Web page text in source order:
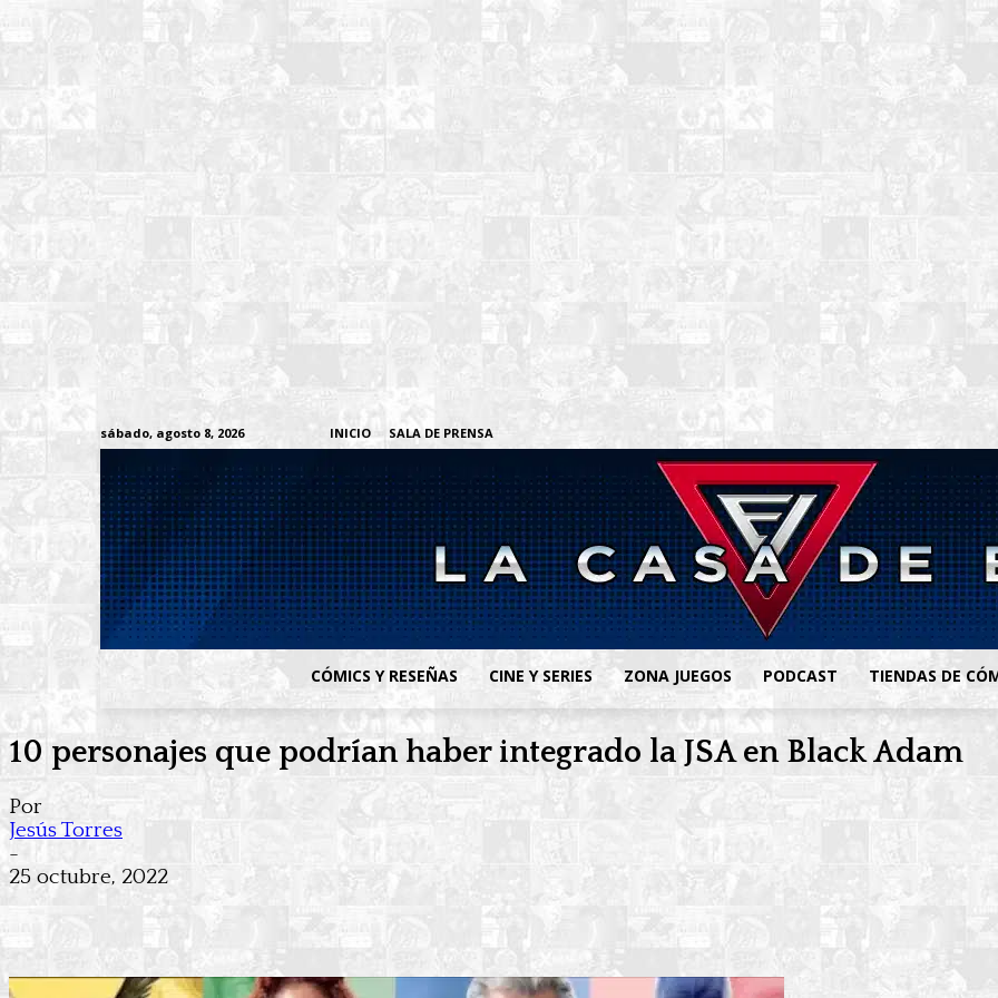
sábado, agosto 8, 2026 INICIO SALA DE PRENSA
CÓMICS Y RESEÑAS CINE Y SERIES ZONA JUEGOS PODCAST TIENDAS DE
10 personajes que podrían haber integrado la JSA en Black Adam
Por
Jesús Torres
-
25 octubre, 2022